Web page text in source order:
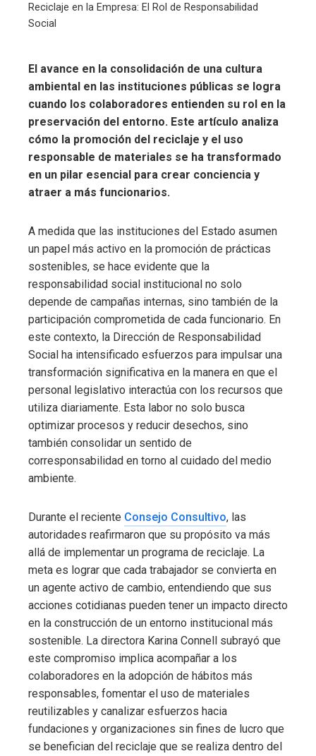
Reciclaje en la Empresa: El Rol de Responsabilidad
Social
El avance en la consolidación de una cultura
ambiental en las instituciones públicas se logra
cuando los colaboradores entienden su rol en la
preservación del entorno. Este artículo analiza
cómo la promoción del reciclaje y el uso
responsable de materiales se ha transformado
en un pilar esencial para crear conciencia y
atraer a más funcionarios.
A medida que las instituciones del Estado asumen
un papel más activo en la promoción de prácticas
sostenibles, se hace evidente que la
responsabilidad social institucional no solo
depende de campañas internas, sino también de la
participación comprometida de cada funcionario. En
este contexto, la Dirección de Responsabilidad
Social ha intensificado esfuerzos para impulsar una
transformación significativa en la manera en que el
personal legislativo interactúa con los recursos que
utiliza diariamente. Esta labor no solo busca
optimizar procesos y reducir desechos, sino
también consolidar un sentido de
corresponsabilidad en torno al cuidado del medio
ambiente.
Durante el reciente Consejo Consultivo, las
autoridades reafirmaron que su propósito va más
allá de implementar un programa de reciclaje. La
meta es lograr que cada trabajador se convierta en
un agente activo de cambio, entendiendo que sus
acciones cotidianas pueden tener un impacto directo
en la construcción de un entorno institucional más
sostenible. La directora Karina Connell subrayó que
este compromiso implica acompañar a los
colaboradores en la adopción de hábitos más
responsables, fomentar el uso de materiales
reutilizables y canalizar esfuerzos hacia
fundaciones y organizaciones sin fines de lucro que
se benefician del reciclaje que se realiza dentro del